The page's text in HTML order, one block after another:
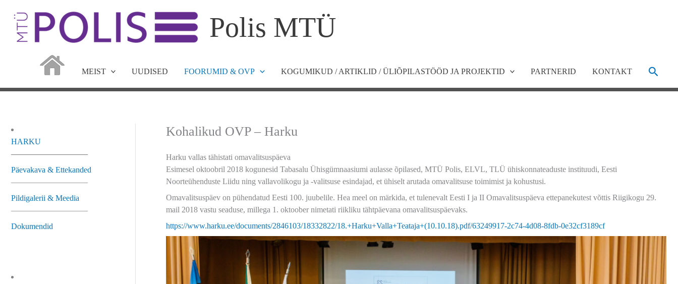
content
Polis MTÜ
MEIST UUDISED FOORUMID & OVP KOGUMIKUD / ARTIKLID / ÜLIÕPILASTÖÖD JA PROJEKTID PARTNERID KONTAKT Search
HARKU
—————————–
Päevakava & Ettekanded
—————————–
Pildigalerii & Meedia
—————————–
Dokumendid
Kohalikud OVP – Harku
Harku vallas tähistati omavalitsuspäeva
Esimesel oktoobril 2018 kogunesid Tabasalu Ühisgümnaasiumi aulasse õpilased, MTÜ Polis, ELVL, TLÜ ühiskonnateaduste instituudi, Eesti
Noorteühenduste Liidu ning vallavolikogu ja -valitsuse esindajad, et ühiselt arutada omavalitsuse toimimist ja kohustusi.
Omavalitsuspäev on pühendatud Eesti 100. juubelile. Hea meel on märkida, et tulenevalt Eesti I ja II Omavalitsuspäeva ettepanekutest võttis Riigikogu 29.
mail 2018 vastu seaduse, millega 1. oktoober nimetati riikliku tähtpäevana omavalitsuspäevaks.
https://www.harku.ee/documents/2846103/18332822/18.+Harku+Valla+Teataja+(10.10.18).pdf/63249917-2c74-4d08-8fdb-0e32cf3189cf